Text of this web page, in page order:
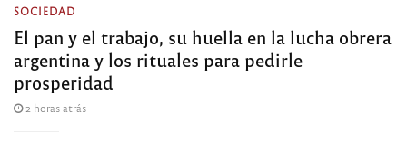
SOCIEDAD
El pan y el trabajo, su huella en la lucha obrera
argentina y los rituales para pedirle
prosperidad
2 horas atrás